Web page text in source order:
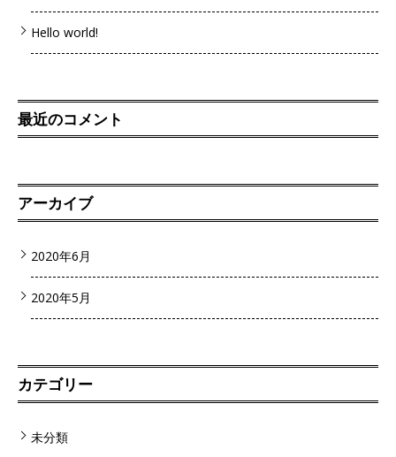
Hello world!
最近のコメント
アーカイブ
2020年6月
2020年5月
カテゴリー
未分類